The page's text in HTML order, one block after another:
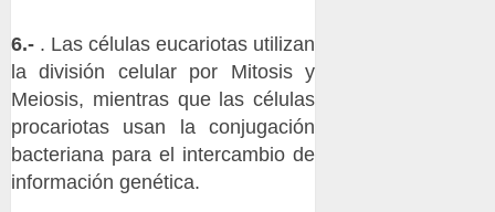
6.- . Las células eucariotas utilizan
la división celular por Mitosis y
Meiosis, mientras que las células
procariotas usan la conjugación
bacteriana para el intercambio de
información genética.